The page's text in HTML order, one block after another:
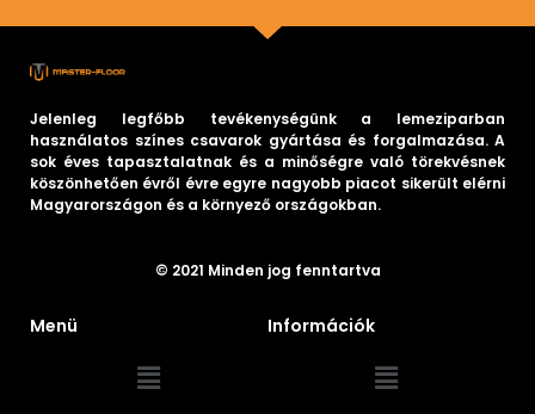
Jelenleg legfőbb tevékenységünk a lemeziparban
használatos színes csavarok gyártása és forgalmazása. A
sok éves tapasztalatnak és a minőségre való törekvésnek
köszönhetően évről évre egyre nagyobb piacot sikerült elérni
Magyarországon és a környező országokban.
© 2021 Minden jog fenntartva
Menü Információk